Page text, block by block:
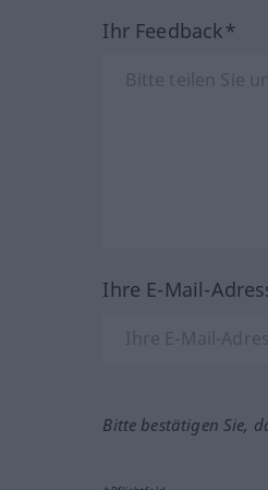
Ihr Feedback*
Ihre E-Mail-
Bitte bestätigen Sie,